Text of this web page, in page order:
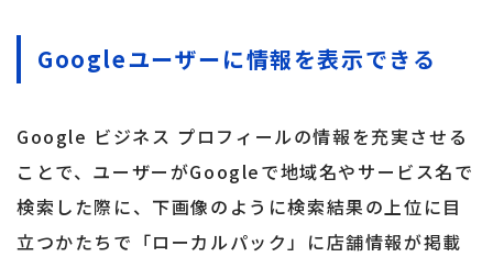
Googleユーザーに情報を表示できる
Google ビジネス プロフィールの情報を充実させる
ことで、ユーザーがGoogleで地域名やサービス名で
検索した際に、下画像のように検索結果の上位に目
立つかたちで「ローカルパック」に店舗情報が掲載